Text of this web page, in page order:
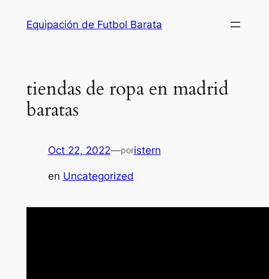
Equipación de Futbol Barata
tiendas de ropa en madrid
baratas
Oct 22, 2022—poristern
en Uncategorized